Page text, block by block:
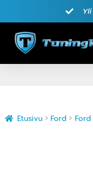
Yli
Etusivu Ford